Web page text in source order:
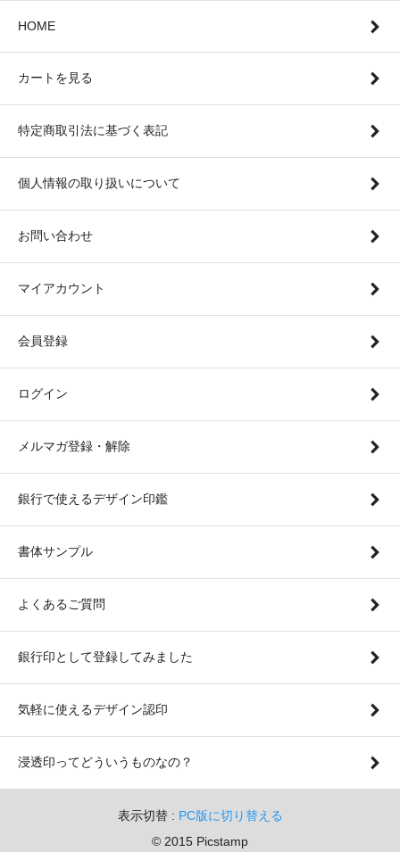
HOME
カートを見る
特定商取引法に基づく表記
個人情報の取り扱いについて
お問い合わせ
マイアカウント
会員登録
ログイン
メルマガ登録・解除
銀行で使えるデザイン印鑑
書体サンプル
よくあるご質問
銀行印として登録してみました
気軽に使えるデザイン認印
浸透印ってどういうものなの？
表示切替 : PC版に切り替える
© 2015 Picstamp